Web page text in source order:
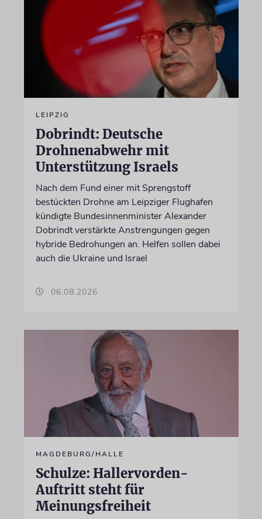
LEIPZIG
Dobrindt: Deutsche
Drohnenabwehr mit
Unterstützung Israels
Nach dem Fund einer mit Sprengstoff
bestückten Drohne am Leipziger Flughafen
kündigte Bundesinnenminister Alexander
Dobrindt verstärkte Anstrengungen gegen
hybride Bedrohungen an. Helfen sollen dabei
auch die Ukraine und Israel
06.08.2026
MAGDEBURG/HALLE
Schulze: Hallervorden-
Auftritt steht für
Meinungsfreiheit